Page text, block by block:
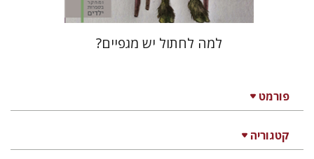
פורמט
קטגוריה
למה לחתול יש מגפיים?